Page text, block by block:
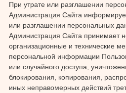
При утрате или разглашении
Администрация Сайта
или разглашении персональных
Администрация Сайта принимает
организационные и технические
персональной информации
или случайного доступа,
блокирования, копирования,
иных неправомерных действий